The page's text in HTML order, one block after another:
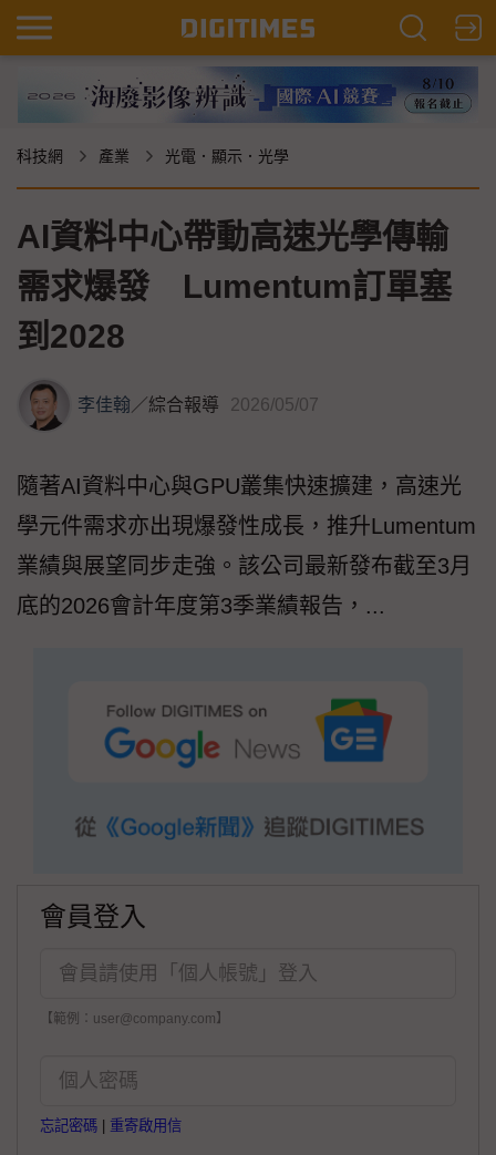
科技網 產業 光電．顯示．光學
AI資料中心帶動高速光學傳輸
需求爆發 Lumentum訂單塞
到2028
李佳翰／綜合報導 2026/05/07
隨著AI資料中心與GPU叢集快速擴建，高速光
學元件需求亦出現爆發性成長，推升Lumentum
業績與展望同步走強。該公司最新發布截至3月
底的2026會計年度第3季業績報告，...
會員登入
【範例：user@company.com】
忘記密碼 重寄啟用信